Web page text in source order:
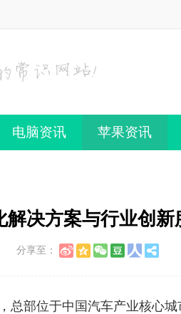
电脑资讯 苹果资讯
决方案与行业创新
分享至：
总部位于中国汽车产业核心